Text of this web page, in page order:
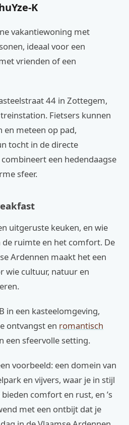
K
vakantiewoning met
ideaal voor een
vrienden of een
44 in Zottegem,
Fietsers kunnen
en meteen op pad,
tocht in de directe
een hedendaagse
sfeer.
uitgeruste keuken, en wie
de ruimte en het comfort. De
Ardennen maakt het een
wie cultuur, natuur en
in een kasteelomgeving,
ontvangst en romantisch
een sfeervolle setting.
voorbeeld: een domein van
en vijvers, waar je in stijl
comfort en rust, en ’s
met een ontbijt dat je